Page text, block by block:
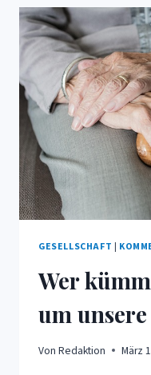
LAUT
SEIN
GESELLSCHAFT |
Wer
um
Von Redaktion März